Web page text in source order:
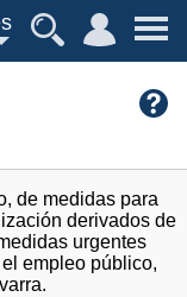
de medidas para
derivados de
urgentes
empleo público,